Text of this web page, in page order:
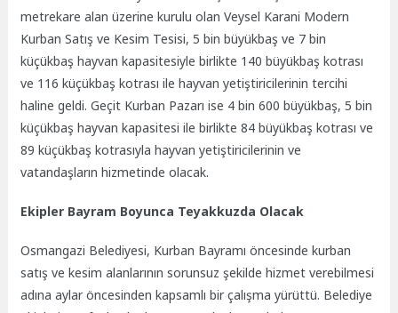
metrekare alan üzerine kurulu olan Veysel Karani Modern
Kurban Satış ve Kesim Tesisi, 5 bin büyükbaş ve 7 bin
küçükbaş hayvan kapasitesiyle birlikte 140 büyükbaş kotrası
ve 116 küçükbaş kotrası ile hayvan yetiştiricilerinin tercihi
haline geldi. Geçit Kurban Pazarı ise 4 bin 600 büyükbaş, 5 bin
küçükbaş hayvan kapasitesi ile birlikte 84 büyükbaş kotrası ve
89 küçükbaş kotrasıyla hayvan yetiştiricilerinin ve
vatandaşların hizmetinde olacak.
Ekipler Bayram Boyunca Teyakkuzda Olacak
Osmangazi Belediyesi, Kurban Bayramı öncesinde kurban
satış ve kesim alanlarının sorunsuz şekilde hizmet verebilmesi
adına aylar öncesinden kapsamlı bir çalışma yürüttü. Belediye